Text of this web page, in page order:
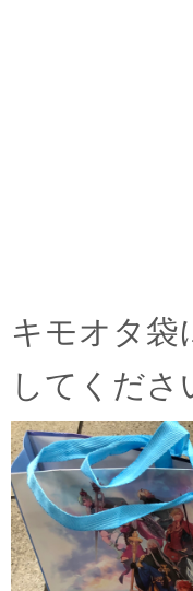
キモオタ袋
してくださ